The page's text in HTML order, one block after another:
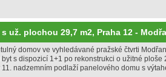
s už. plochou 29,7 m2, Praha 12 -
domov ve vyhledávané pražské čtvrti
s dispozicí 1+1 po rekonstrukci o užitné ploše
11. nadzemním podlaží panelového domu s